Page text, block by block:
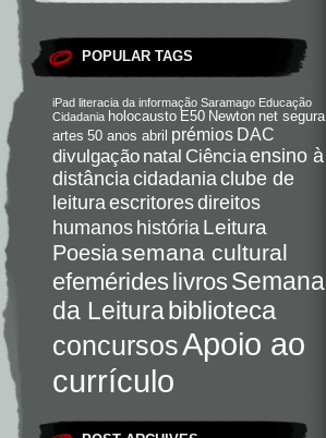
POPULAR TAGS
iPad literacia da informação Saramago Educação
Cidadania holocausto E50 Newton net segura
artes 50 anos abril prémios DAC
divulgação natal Ciênciaensino à
distânciacidadaniaclube de
leituraescritoresdireitos
humanoshistória Leitura
Poesiasemana cultural
efemérideslivrosSemana
da Leiturabiblioteca
concursosApoio ao
currículo